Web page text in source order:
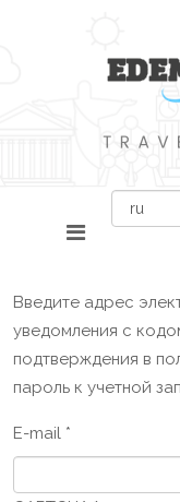
Введите адрес
уведомления с
подтверждения в
пароль к учетной
E-mail *